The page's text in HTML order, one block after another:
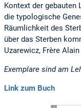
Kontext der
die typologische
Räumlichkeit des
über das Sterben
Uzarewicz, Frère
Exemplare sind am
Link zum Buch